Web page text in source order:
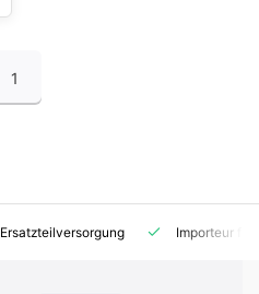
1
Ersatzteilversorgung Importeur für